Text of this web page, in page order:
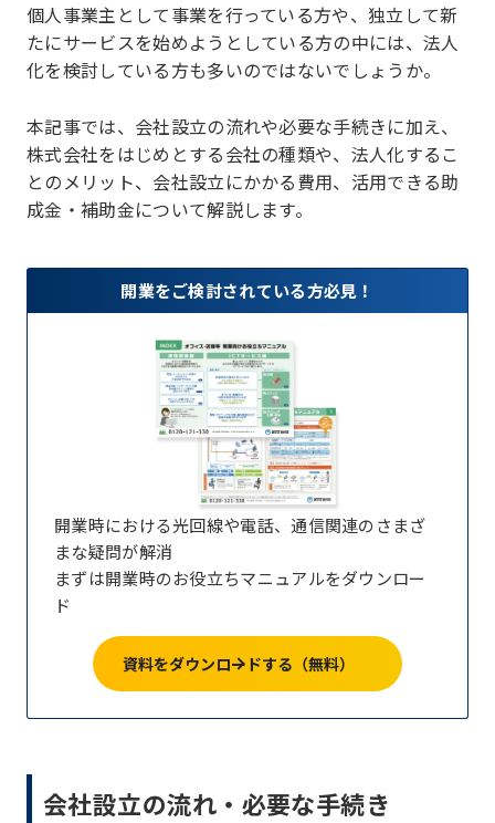
個人事業主として事業を行っている方や、独立して新
たにサービスを始めようとしている方の中には、法人
化を検討している方も多いのではないでしょうか。
本記事では、会社設立の流れや必要な手続きに加え、
株式会社をはじめとする会社の種類や、法人化するこ
とのメリット、会社設立にかかる費用、活用できる助
成金・補助金について解説します。
開業をご検討されている方必見！
開業時における光回線や電話、通信関連のさまざ
まな疑問が解消
まずは開業時のお役立ちマニュアルをダウンロー
ド
資料をダウンロードする（無料）
会社設立の流れ・必要な手続き